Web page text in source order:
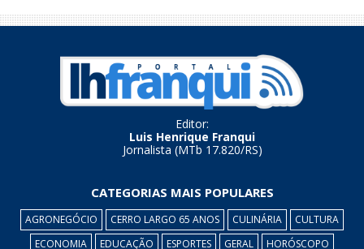
Editor:
Luis Henrique Franqui
Jornalista (MTb 17.820/RS)
CATEGORIAS MAIS POPULARES
AGRONEGÓCIO CERRO LARGO 65 ANOS CULINÁRIA
CULTURA
ECONOMIA
EDUCAÇÃO ESPORTES GERAL HORÓSCOPO